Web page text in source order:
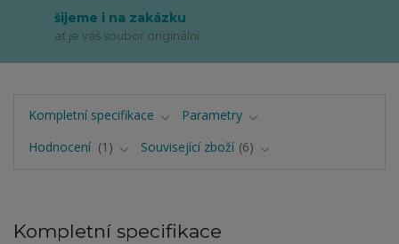
šijeme i na zakázku
ať je váš soubor originální
Kompletní specifikace
Parametry
Hodnocení
1 Související zboží 6
Kompletní specifikace